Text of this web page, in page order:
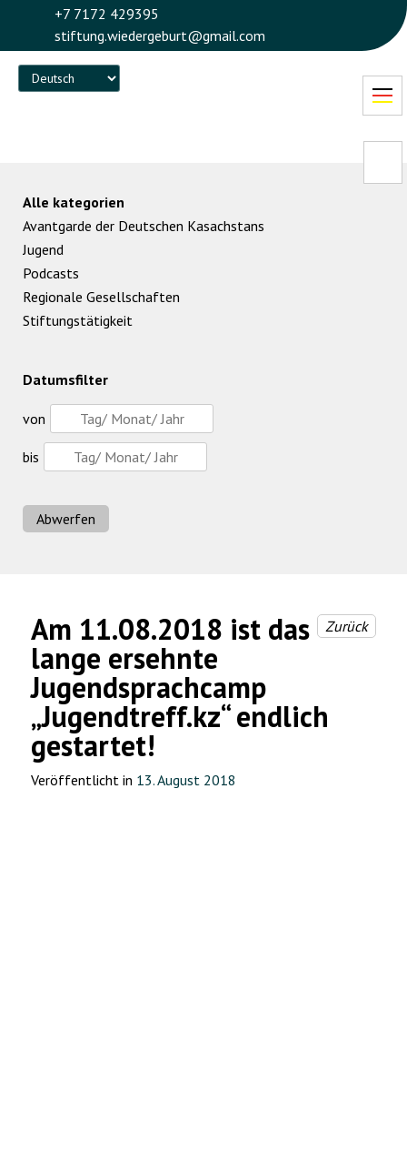
+7 7172 429395
stiftung.wiedergeburt@gmail.com
Language
Am 11.08.2018 ist das
lange ersehnte
Jugendsprachcamp
„Jugendtreff.kz“ endlich
gestartet!
Zurück
Veröffentlicht in 13. August 2018
Alle kategorien
Avantgarde der Deutschen Kasachstans
Jugend
Podcasts
Regionale Gesellschaften
Stiftungstätigkeit
Datumsfilter
von
bis
Abwerfen